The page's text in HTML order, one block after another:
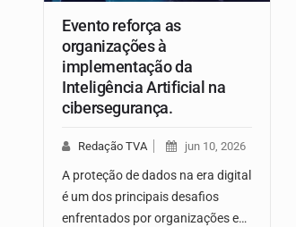
Evento reforça as
organizações à
implementação da
Inteligência Artificial na
cibersegurança.
Redação TVA jun 10, 2026
A proteção de dados na era digital
é um dos principais desafios
enfrentados por organizações e…